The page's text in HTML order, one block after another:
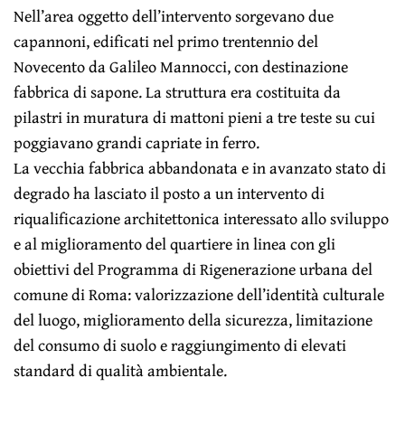
Nell’area oggetto dell’intervento sorgevano due
capannoni, edificati nel primo trentennio del
Novecento da Galileo Mannocci, con destinazione
fabbrica di sapone. La struttura era costituita da
pilastri in muratura di mattoni pieni a tre teste su cui
poggiavano grandi capriate in ferro.
La vecchia fabbrica abbandonata e in avanzato stato di
degrado ha lasciato il posto a un intervento di
riqualificazione architettonica interessato allo sviluppo
e al miglioramento del quartiere in linea con gli
obiettivi del Programma di Rigenerazione urbana del
comune di Roma: valorizzazione dell’identità culturale
del luogo, miglioramento della sicurezza, limitazione
del consumo di suolo e raggiungimento di elevati
standard di qualità ambientale.